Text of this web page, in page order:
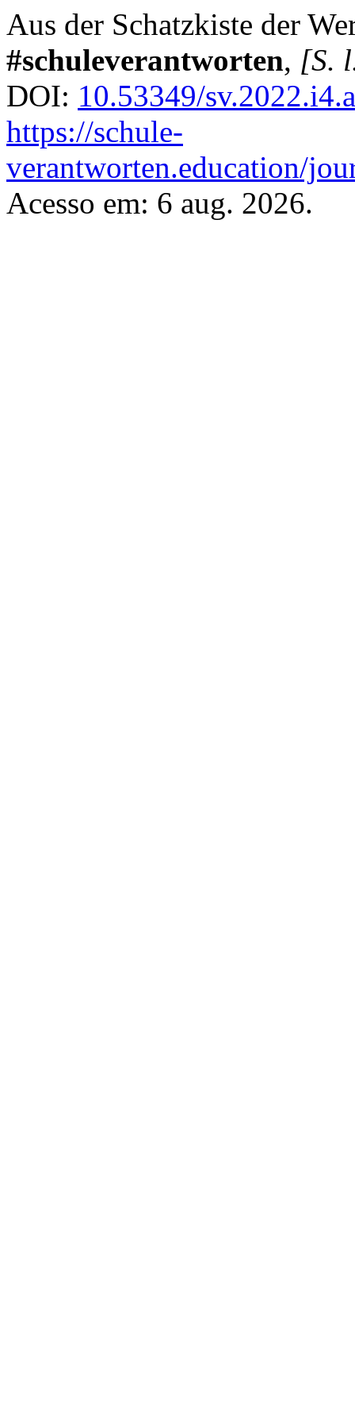
Aus der Schatzkiste der
#schuleverantworten, [S.
DOI: 10.53349/
https://schule-
verantworten.education/
Acesso em: 6 aug. 2026.